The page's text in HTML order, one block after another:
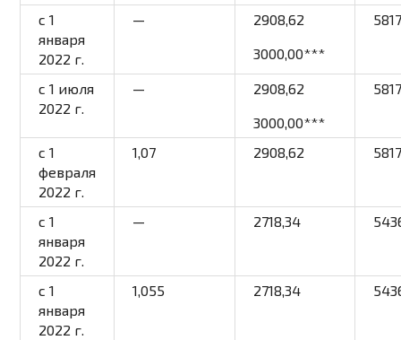
c 1
января
2022 г.
—
2908,62
3000,00***
c 1 июля
2022 г.
—
2908,62
3000,00***
c 1
февраля
2022 г.
1,07 2908,62
с 1
января
2022 г.
— 2718,34
с 1
января
2022 г.
1,055 2718,34